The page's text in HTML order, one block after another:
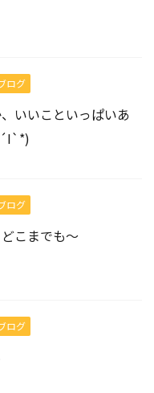
ログ
いいこといっぱいあ
ログ
こまでも～
ログ